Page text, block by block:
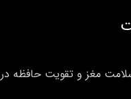
مغز و تقویت حافظه در